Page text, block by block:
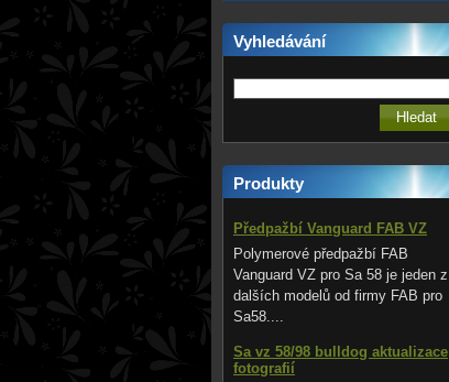
Vyhledávání
Produkty
Předpažbí Vanguard FAB VZ
Polymerové předpažbí FAB
Vanguard VZ pro Sa 58 je jeden z
dalších modelů od firmy FAB pro
Sa58....
Sa vz 58/98 bulldog aktualizace
fotografií